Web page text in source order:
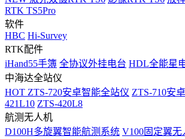
RTK TS5Pro
软件
HBC Hi-Survey
RTK配件
iHand55手簿 全协议外挂电台 HDL全能星
中海达全站仪
HOT ZTS-720安卓智能全站仪 ZTS-710安
421L10 ZTS-420L8
航测无人机
D100H多旋翼智能航测系统 V100固定翼无